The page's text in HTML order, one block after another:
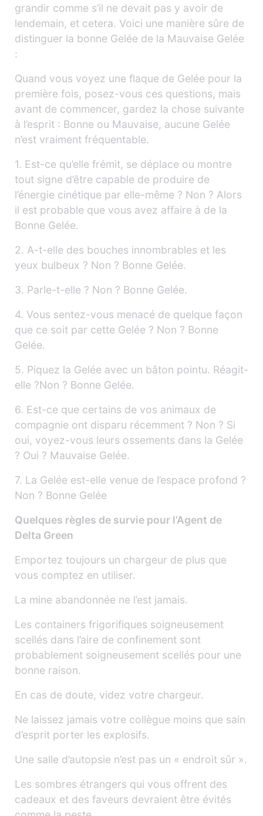
grandir comme s’il ne devait pas y avoir de
lendemain, et cetera. Voici une manière sûre de
distinguer la bonne Gelée de la Mauvaise Gelée
:
Quand vous voyez une flaque de Gelée pour la
première fois, posez-vous ces questions, mais
avant de commencer, gardez la chose suivante
à l’esprit : Bonne ou Mauvaise, aucune Gelée
n’est vraiment fréquentable.
1. Est-ce qu’elle frémit, se déplace ou montre
tout signe d’être capable de produire de
l’énergie cinétique par elle-même ? Non ? Alors
il est probable que vous avez affaire à de la
Bonne Gelée.
2. A-t-elle des bouches innombrables et les
yeux bulbeux ? Non ? Bonne Gelée.
3. Parle-t-elle ? Non ? Bonne Gelée.
4. Vous sentez-vous menacé de quelque façon
que ce soit par cette Gelée ? Non ? Bonne
Gelée.
5. Piquez la Gelée avec un bâton pointu. Réagit-
elle ?Non ? Bonne Gelée.
6. Est-ce que certains de vos animaux de
compagnie ont disparu récemment ? Non ? Si
oui, voyez-vous leurs ossements dans la Gelée
? Oui ? Mauvaise Gelée.
7. La Gelée est-elle venue de l’espace profond ?
Non ? Bonne Gelée
Quelques règles de survie pour l’Agent de
Delta Green
Emportez toujours un chargeur de plus que
vous comptez en utiliser.
La mine abandonnée ne l’est jamais.
Les containers frigorifiques soigneusement
scellés dans l’aire de confinement sont
probablement soigneusement scellés pour une
bonne raison.
En cas de doute, videz votre chargeur.
Ne laissez jamais votre collègue moins que sain
d’esprit porter les explosifs.
Une salle d’autopsie n’est pas un « endroit sûr ».
Les sombres étrangers qui vous offrent des
cadeaux et des faveurs devraient être évités